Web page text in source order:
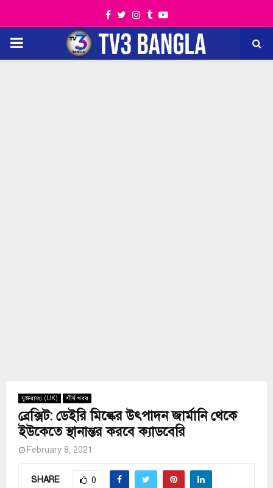
Facebook
TwitterInstagram
TumblrYoutube
PRIMARY
যুক্তরাজ্য (UK) শীর্ষ খবর
ব্রেক্সিট: ডেইরি মিল্কের উৎপাদন জার্মানি থেকে
ইউকেতে স্থানান্তর করবে ক্যাডবেরি
February 8, 2021
SHARE 0